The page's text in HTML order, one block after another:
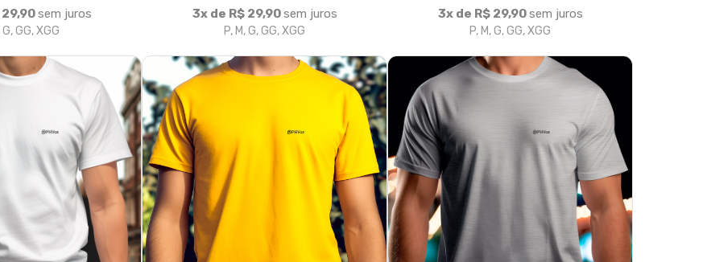
(básica)
R$ 89,70
sem juros
G, GG, XGG
Amarelo canário (básica)
R$ 99,99
R$ 89,70
3x de R$ 29,90 sem juros
P, M, G, GG, XGG
Cinza mescla (básica)
R$ 99,99
R$ 89,70
3x de R$ 29,90 sem juros
P, M, G, GG, XGG
« 1 2 5 6 >|